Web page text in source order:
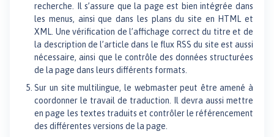
recherche. Il s’assure que la page est bien intégrée dans
les menus, ainsi que dans les plans du site en HTML et
XML. Une vérification de l’affichage correct du titre et de
la description de l’article dans le flux RSS du site est aussi
nécessaire, ainsi que le contrôle des données structurées
de la page dans leurs différents formats.
Sur un site multilingue, le webmaster peut être amené à
coordonner le travail de traduction. Il devra aussi mettre
en page les textes traduits et contrôler le référencement
des différentes versions de la page.